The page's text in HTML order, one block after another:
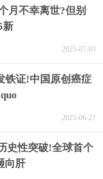
月不幸离世?但别
新
2025-07-03
铁证!中国原创癌症
2025-06-27
史性突破!全球首个
向肝